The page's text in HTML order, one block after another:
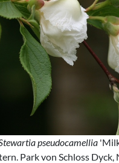
pseudocamellia'Milk
Park von Schloss Dyck,